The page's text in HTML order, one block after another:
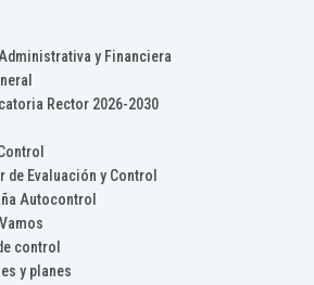
y Financiera
Rector 2026-2030
de Evaluación y Control
Autocontrol
control
y planes